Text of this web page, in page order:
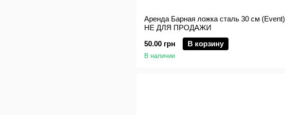
Аренда Барная ложка сталь 30 см (Event)
НЕ ДЛЯ ПРОДАЖИ
50.00 грн
В корзину
В наличии